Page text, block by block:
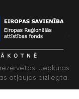
Jebkuras
atļaujas aizliegta.